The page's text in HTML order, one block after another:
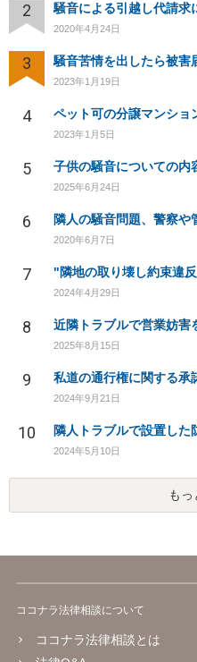
2
2020年4月24日
3 騒音苦情を出したら被害
2023年1月19日
4 ペット可の分譲マンショ
2023年1月5日
5 子供の騒音についての内
2025年6月24日
6
2020年6月7日
7 "隣地の取り壊し約束違
2024年4月29日
8 近隣トラブルで営業妨害
2025年8月15日
9 私道の通行権に関する承
2024年9月21日
10 隣人トラブルで設置した
2024年5月10日
もっ
ココナラ法律相談について
ココナラ法律相談とは